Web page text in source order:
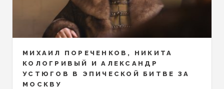
МИХАИЛ ПОРЕЧЕНКОВ, НИКИТА
КОЛОГРИВЫЙ И АЛЕКСАНДР
УСТЮГОВ В ЭПИЧЕСКОЙ БИТВЕ ЗА
МОСКВУ